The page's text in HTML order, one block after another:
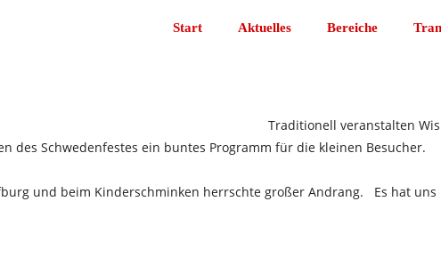
Start Aktuelles Bereiche
Traditionell veranstalten
des Schwedenfestes ein buntes Programm für die kleinen Besucher.
und beim Kinderschminken herrschte großer Andrang. Es hat